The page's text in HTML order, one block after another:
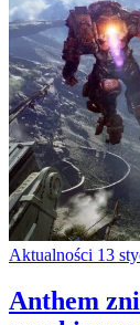
Aktualności 13
Anthem